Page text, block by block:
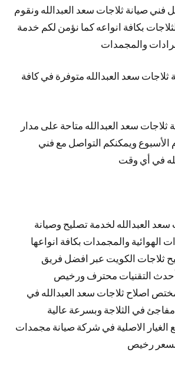
صيانة ثلاجات سعد العبدالله ونقوم
بكافة انواعه كما نؤمن لكم خدمة
والمجمدات
سعد العبدالله متوفرة في كافة
سعد العبدالله متاحة على مدار
الأسبوع ويمكنكم التواصل مع فني
في أي وقت
سعد العبدالله لخدمة تصليح وصيانة
الهوائية والمجمدات بكافة انواعها
ثلاجات الكويت عبر افضل فريق
التقنيات محترف ورخيص
اصلاح ثلاجات سعد العبدالله في
في الثلاجة وبسرعة عالية
الاصلية في شركة صيانة مجمدات
رخيص